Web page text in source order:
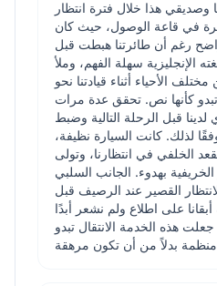
وصديقي هذا خلال فترة انتظار
في قاعة الوصول، حيث كان
رغم أن طائرتنا هبطت قبل
الإنجليزية سهلة الفهم، وملأ
الأحياء أثناء قيادتنا نحو
تبدو كأنها نص. تحقق عدة مرات
قبل الرحلة التالية وضبط
لذلك. كانت السيارة نظيفة،
الخلفي في انتظارنا، وتولى
بهدوء. الجانب السلبي
القصير عند الرصيف قبل
على اطلاع ولم نشعر أبدًا
هذه الخدمة الانتقال تبدو